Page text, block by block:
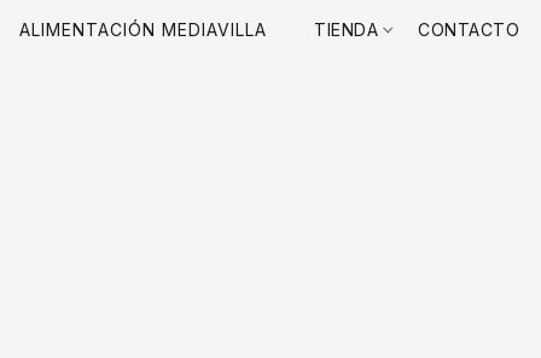
ALIMENTACIÓN MEDIAVILLA TIENDA CONTACTO